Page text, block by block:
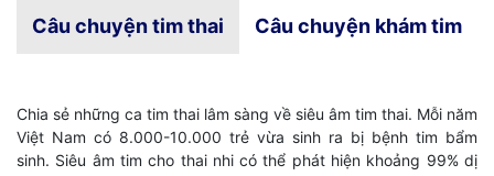
Câu chuyện tim thai Câu chuyện khám tim
Chia sẻ những ca tim thai lâm sàng về siêu âm tim thai. Mỗi năm
Việt Nam có 8.000-10.000 trẻ vừa sinh ra bị bệnh tim bẩm
sinh. Siêu âm tim cho thai nhi có thể phát hiện khoảng 99% dị